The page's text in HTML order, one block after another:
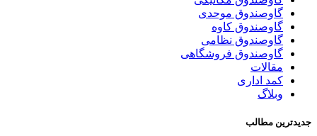
گاوصندوق موحدی
گاوصندوق کاوه
گاوصندوق نظامی
گاوصندوق فروشگاهی
مقالات
کمد اداری
وبلاگ
جدیدترین مطالب